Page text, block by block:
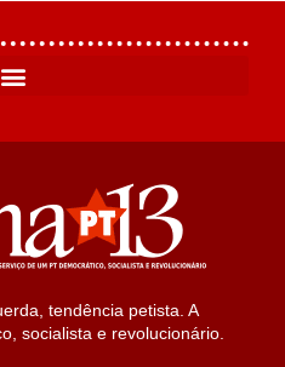
tendência petista. A
socialista e revolucionário.